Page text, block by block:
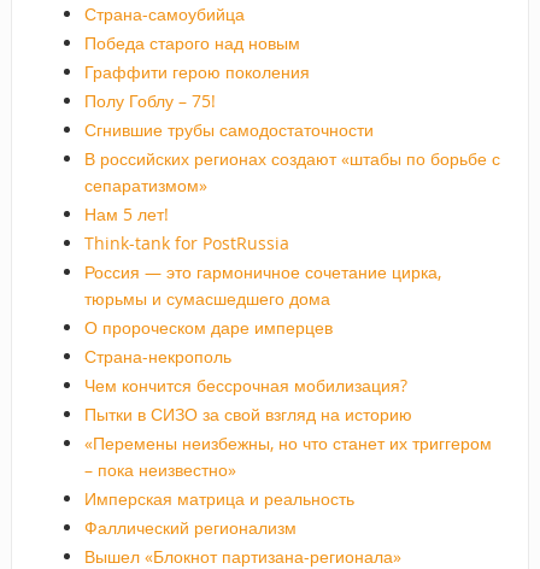
Страна-самоубийца
Победа старого над новым
Граффити герою поколения
Полу Гоблу – 75!
Сгнившие трубы самодостаточности
В российских регионах создают «штабы по борьбе с
сепаратизмом»
Нам 5 лет!
Think-tank for PostRussia
Россия — это гармоничное сочетание цирка,
тюрьмы и сумасшедшего дома
О пророческом даре имперцев
Страна-некрополь
Чем кончится бессрочная мобилизация?
Пытки в СИЗО за свой взгляд на историю
«Перемены неизбежны, но что станет их триггером
– пока неизвестно»
Имперская матрица и реальность
Фаллический регионализм
Вышел «Блокнот партизана-регионала»